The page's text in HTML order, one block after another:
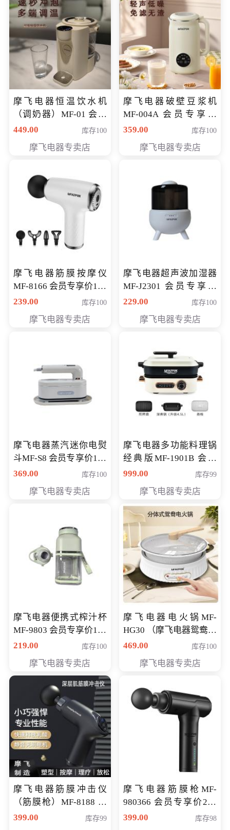
摩飞电器恒温饮水机
（调奶器）MF-01 会员
专享价366元
449.00 库存100
摩飞电器专卖店
摩飞电器破壁豆浆机
MF-004A 会员专享价
168元
359.00 库存100
摩飞电器专卖店
摩飞电器筋膜按摩仪
MF-8166 会员专享价168
元
239.00 库存100
摩飞电器专卖店
摩飞电器超声波加湿器
MF-J2301 会员专享价
168元
229.00 库存100
摩飞电器专卖店
摩飞电器蒸汽迷你电熨
斗MF-S8 会员专享价168
元
369.00 库存100
摩飞电器专卖店
摩飞电器多功能料理锅
经典版MF-1901B 会员
专享价399元
999.00 库存99
摩飞电器专卖店
摩飞电器便携式榨汁杯
MF-9803 会员专享价138
元
219.00 库存100
摩飞电器专卖店
摩飞电器电火锅MF-
HG30 （摩飞电器鸳鸯锅
MF-HG30 ） 会员专享价
469.00 库存100
摩飞电器专卖店
摩飞电器筋膜冲击仪
（筋膜枪）MF-8188 会
员专享价268元
399.00 库存99
摩飞电器筋膜枪MF-
980366 会员专享价299
元
399.00 库存98